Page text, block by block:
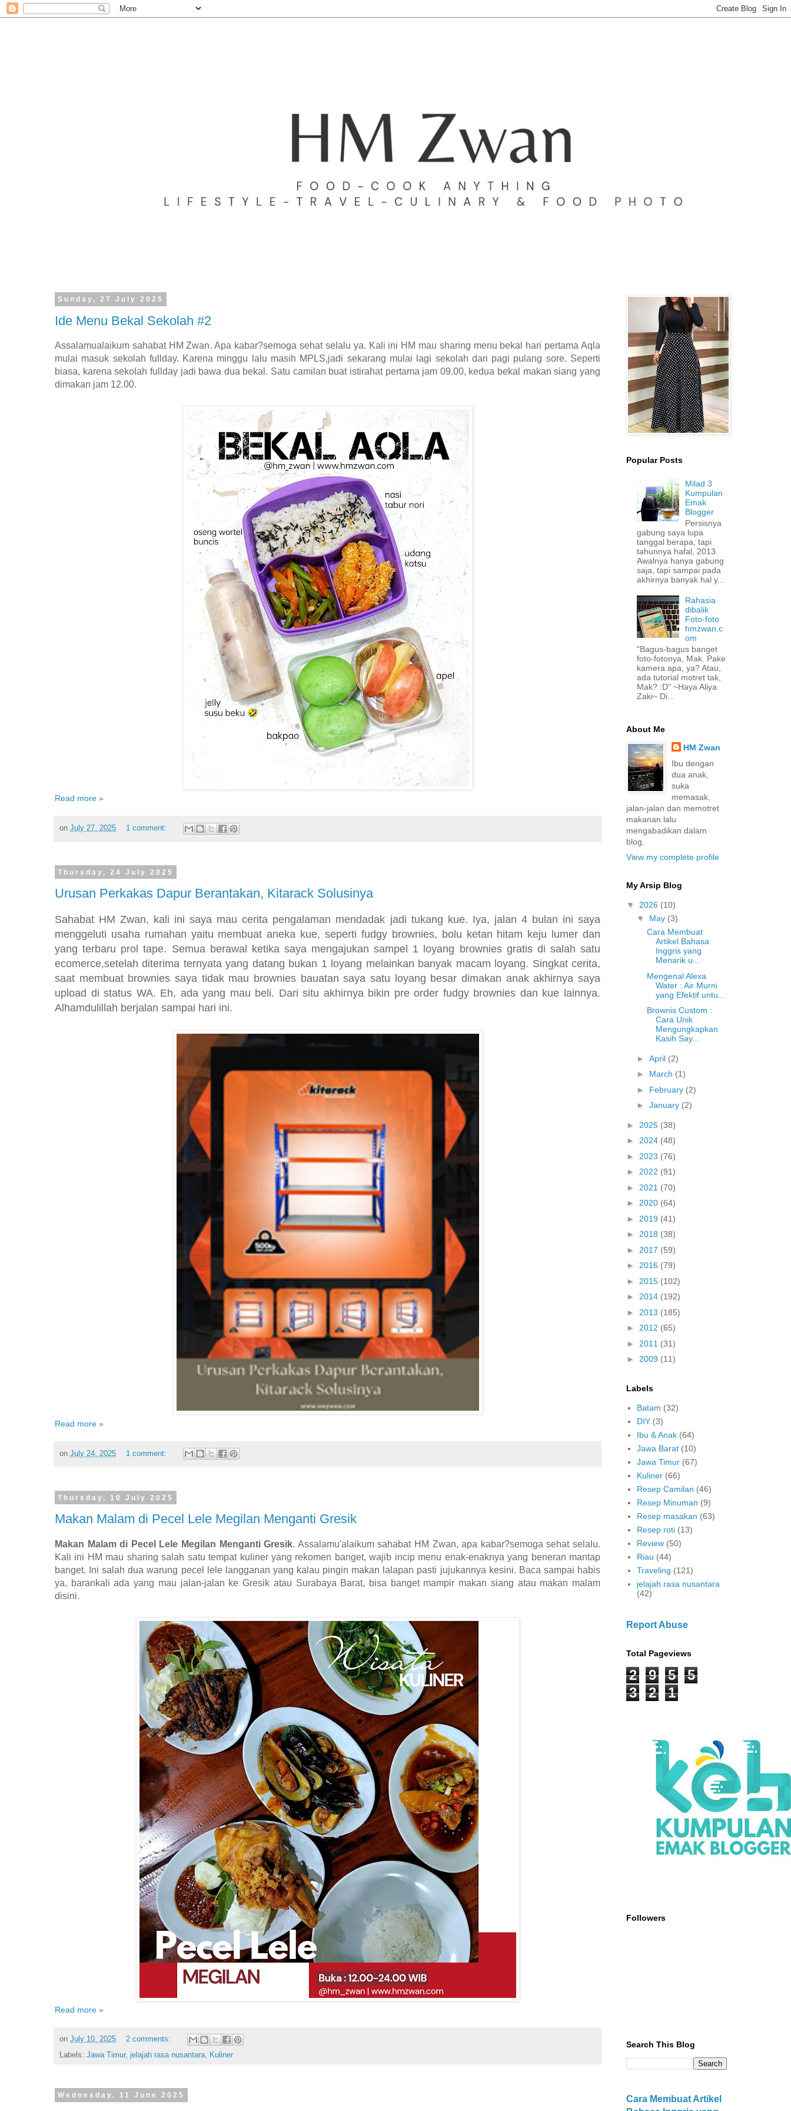
Sunday, 27 July 2025
Ide Menu Bekal Sekolah #2
Assalamualaikum sahabat HM Zwan. Apa kabar?semoga sehat selalu ya. Kali ini HM mau sharing menu bekal hari pertama Aqla
mulai masuk sekolah fullday. Karena minggu lalu masih MPLS,jadi sekarang mulai lagi sekolah dari pagi pulang sore. Seperti
biasa, karena sekolah fullday jadi bawa dua bekal. Satu camilan buat istirahat pertama jam 09.00, kedua bekal makan siang yang
dimakan jam 12.00.
Read more »
on July 27, 2025 1 comment:
Thursday, 24 July 2025
Urusan Perkakas Dapur Berantakan, Kitarack Solusinya
Sahabat HM Zwan, kali ini saya mau cerita pengalaman mendadak jadi tukang kue. Iya, jalan 4 bulan ini saya
menggeluti usaha rumahan yaitu membuat aneka kue, seperti fudgy brownies, bolu ketan hitam keju lumer dan
yang terbaru prol tape. Semua berawal ketika saya mengajukan sampel 1 loyang brownies gratis di salah satu
ecomerce,setelah diterima ternyata yang datang bukan 1 loyang melainkan banyak macam loyang. Singkat cerita,
saat membuat brownies saya tidak mau brownies bauatan saya satu loyang besar dimakan anak akhirnya saya
upload di status WA. Eh, ada yang mau beli. Dari situ akhirnya bikin pre order fudgy brownies dan kue lainnya.
Alhamdulillah berjalan sampai hari ini.
Read more »
on July 24, 2025 1 comment:
Thursday, 10 July 2025
Makan Malam di Pecel Lele Megilan Menganti Gresik
Makan Malam di Pecel Lele Megilan Menganti Gresik. Assalamu'alaikum sahabat HM Zwan, apa kabar?semoga sehat selalu.
Kali ini HM mau sharing salah satu tempat kuliner yang rekomen banget, wajib incip menu enak-enaknya yang beneran mantap
banget. Ini salah dua warung pecel lele langganan yang kalau pingin makan lalapan pasti jujukannya kesini. Baca sampai habis
ya, barankali ada yang mau jalan-jalan ke Gresik atau Surabaya Barat, bisa banget mampir makan siang atau makan malam
disini.
Read more »
on July 10, 2025
2 comments:
Labels: Jawa Timur, jelajah rasa nusantara, Kuliner
Wednesday, 11 June 2025
Popular Posts
Milad 3
Kumpulan
Emak
Blogger
Persisnya
gabung saya lupa
tanggal berapa, tapi
tahunnya hafal, 2013.
Awalnya hanya gabung
saja, tapi sampai pada
akhirnya banyak hal y...
Rahasia
dibalik
Foto-foto
hmzwan.c
om
"Bagus-bagus banget
foto-fotonya, Mak. Pake
kamera apa, ya? Atau,
ada tutorial motret tak,
Mak? :D" ~Haya Aliya
Zaki~ Di...
About Me
HM Zwan
Ibu dengan
dua anak,
suka
memasak,
jalan-jalan dan memotret
makanan lalu
mengabadikan dalam
blog.
View my complete profile
My Arsip Blog
▼ 2026 (10)
▼ May (3)
Cara Membuat
Artikel Bahasa
Inggris yang
Menarik u...
Mengenal Alexa
Water : Air Murni
yang Efektif untu...
Brownis Custom :
Cara Unik
Mengungkapkan
Kasih Say...
► April (2)
► March (1)
► February (2)
► January (2)
► 2025 (38)
► 2024 (48)
► 2023 (76)
► 2022 (91)
► 2021 (70)
► 2020 (64)
► 2019 (41)
► 2018 (38)
► 2017 (59)
► 2016 (79)
► 2015 (102)
► 2014 (192)
► 2013 (185)
► 2012 (65)
► 2011 (31)
► 2009 (11)
Labels
Batam (32)
DIY (3)
Ibu & Anak (64)
Jawa Barat (10)
Jawa Timur (67)
Kuliner (66)
Resep Camilan (46)
Resep Minuman (9)
Resep masakan (63)
Resep roti (13)
Review (50)
Riau (44)
Traveling (121)
jelajah rasa nusantara
(42)
Report Abuse
Total Pageviews
2 9 5
5
3
2 1
Followers
Search This Blog
Cara Membuat Artikel